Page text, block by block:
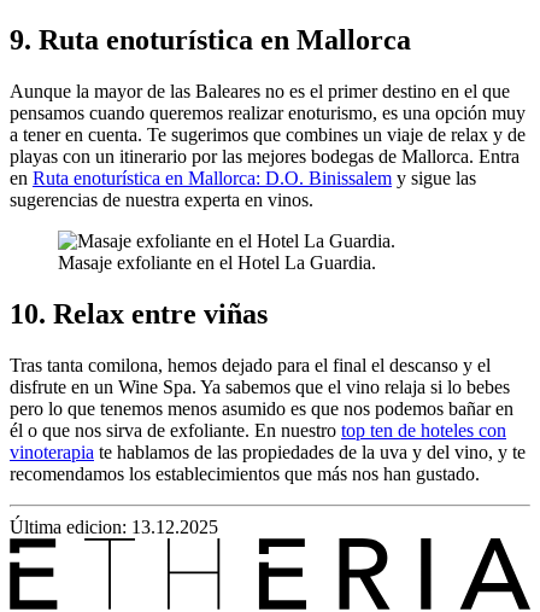
9. Ruta enoturística en Mallorca
Aunque la mayor de las Baleares no es el primer destino en el que
pensamos cuando queremos realizar enoturismo, es una opción muy
a tener en cuenta. Te sugerimos que combines un viaje de relax y de
playas con un itinerario por las mejores bodegas de Mallorca. Entra
en Ruta enoturística en Mallorca: D.O. Binissalem y sigue las
sugerencias de nuestra experta en vinos.
Masaje exfoliante en el Hotel La Guardia.
10. Relax entre viñas
Tras tanta comilona, hemos dejado para el final el descanso y el
disfrute en un Wine Spa. Ya sabemos que el vino relaja si lo bebes
pero lo que tenemos menos asumido es que nos podemos bañar en
él o que nos sirva de exfoliante. En nuestro top ten de hoteles con
vinoterapia te hablamos de las propiedades de la uva y del vino, y te
recomendamos los establecimientos que más nos han gustado.
Última edicion: 13.12.2025